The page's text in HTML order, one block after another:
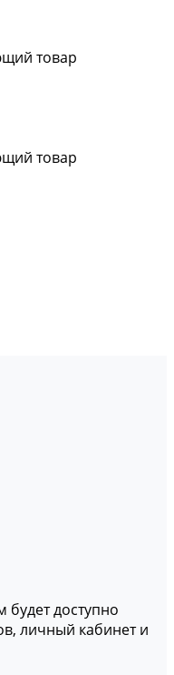
товар
товар
будет доступно
личный кабинет и